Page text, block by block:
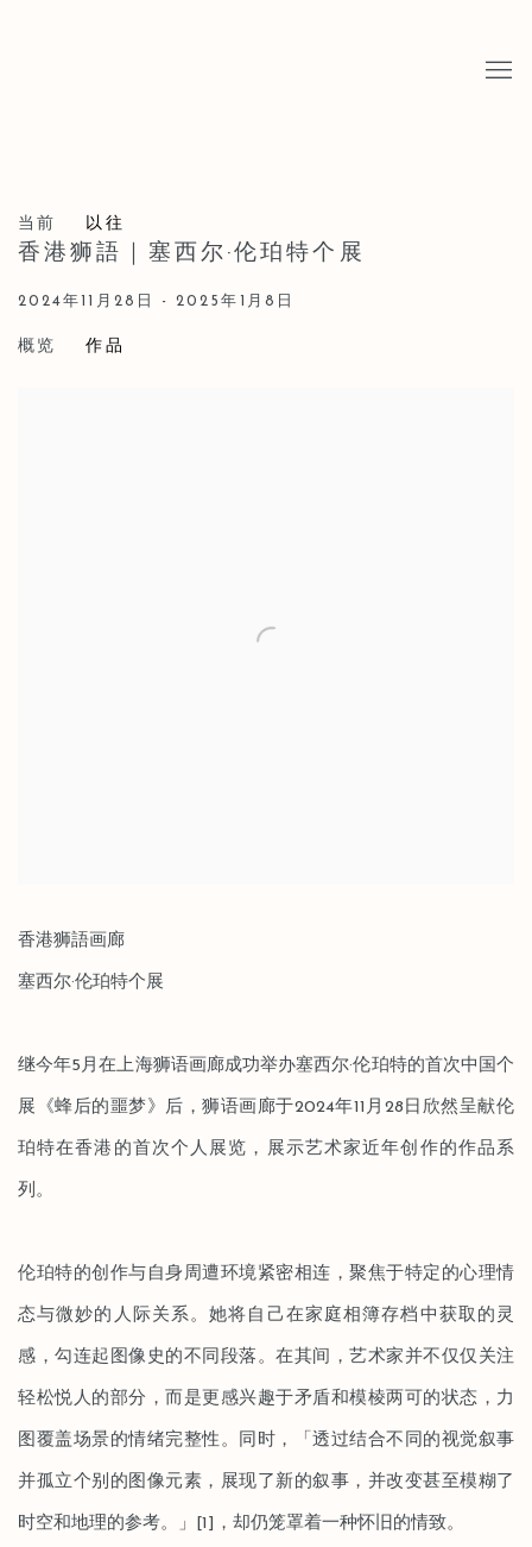
当前 以往
香港狮語｜塞西尔·伦珀特个展
2024年11月28日 - 2025年1月8日
概览 作品
香港狮語画廊
塞西尔·伦珀特个展
继今年5月在上海狮语画廊成功举办塞西尔·伦珀特的首次中国个
展《蜂后的噩梦》后，狮语画廊于2024年11月28日欣然呈献伦
珀特在香港的首次个人展览，展示艺术家近年创作的作品系
列。
伦珀特的创作与自身周遭环境紧密相连，聚焦于特定的心理情
态与微妙的人际关系。她将自己在家庭相簿存档中获取的灵
感，勾连起图像史的不同段落。在其间，艺术家并不仅仅关注
轻松悦人的部分，而是更感兴趣于矛盾和模棱两可的状态，力
图覆盖场景的情绪完整性。同时，「透过结合不同的视觉叙事
并孤立个别的图像元素，展现了新的叙事，并改变甚至模糊了
时空和地理的参考。」[1]，却仍笼罩着一种怀旧的情致。